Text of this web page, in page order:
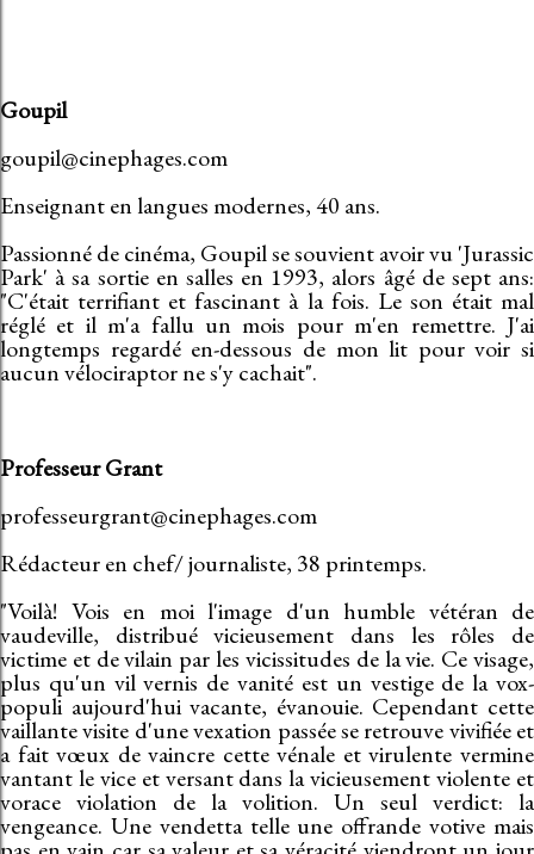
Goupil
goupil@cinephages.com
Enseignant en langues modernes, 40 ans.
Passionné de cinéma, Goupil se souvient avoir vu 'Jurassic
Park' à sa sortie en salles en 1993, alors âgé de sept ans:
"C'était terrifiant et fascinant à la fois. Le son était mal
réglé et il m'a fallu un mois pour m'en remettre. J'ai
longtemps regardé en-dessous de mon lit pour voir si
aucun vélociraptor ne s'y cachait".
Professeur Grant
professeurgrant@cinephages.com
Rédacteur en chef/ journaliste, 38 printemps.
"Voilà! Vois en moi l'image d'un humble vétéran de
vaudeville, distribué vicieusement dans les rôles de
victime et de vilain par les vicissitudes de la vie. Ce visage,
plus qu'un vil vernis de vanité est un vestige de la vox-
populi aujourd'hui vacante, évanouie. Cependant cette
vaillante visite d'une vexation passée se retrouve vivifiée et
a fait vœux de vaincre cette vénale et virulente vermine
vantant le vice et versant dans la vicieusement violente et
vorace violation de la volition. Un seul verdict: la
vengeance. Une vendetta telle une offrande votive mais